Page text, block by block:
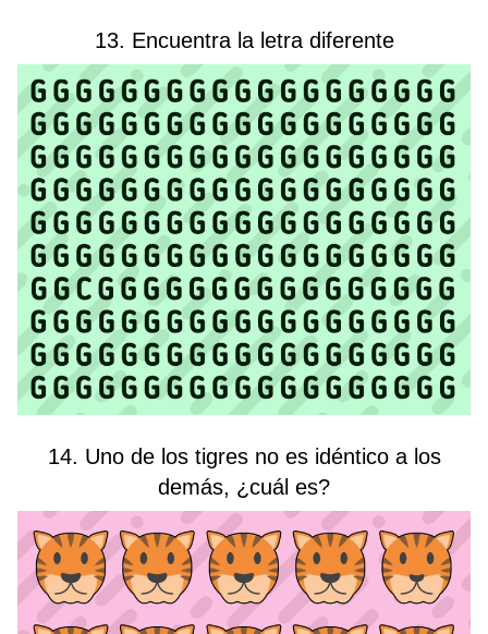
13. Encuentra la letra diferente
14. Uno de los tigres no es idéntico a los
demás, ¿cuál es?